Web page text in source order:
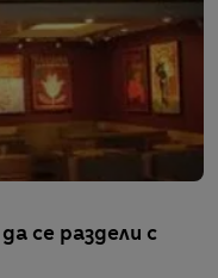
се раздели с